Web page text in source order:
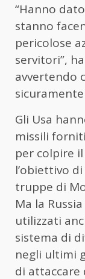
“Hanno
stanno
pericolose
servitori”,
avvertendo
Gli Usa
missili
per colpire
l’obiettivo
truppe di
Ma la
utilizzati
sistema di
negli ultimi
di attaccare